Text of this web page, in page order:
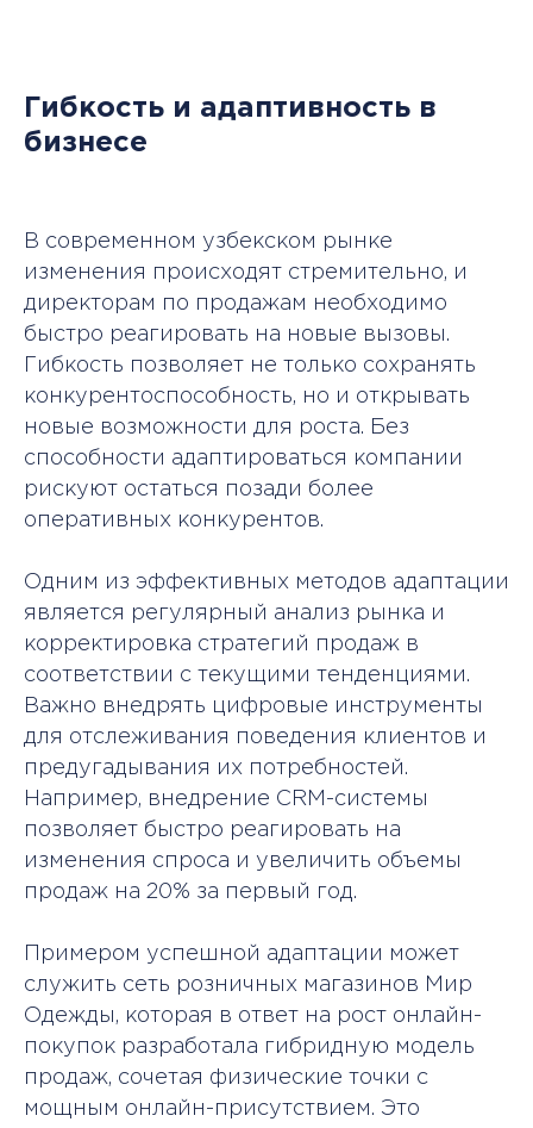
Гибкость и адаптивность в
бизнесе
В современном узбекском рынке
изменения происходят стремительно, и
директорам по продажам необходимо
быстро реагировать на новые вызовы.
Гибкость позволяет не только сохранять
конкурентоспособность, но и открывать
новые возможности для роста. Без
способности адаптироваться компании
рискуют остаться позади более
оперативных конкурентов.
Одним из эффективных методов адаптации
является регулярный анализ рынка и
корректировка стратегий продаж в
соответствии с текущими тенденциями.
Важно внедрять цифровые инструменты
для отслеживания поведения клиентов и
предугадывания их потребностей.
Например, внедрение CRM-системы
позволяет быстро реагировать на
изменения спроса и увеличить объемы
продаж на 20% за первый год.
Примером успешной адаптации может
служить сеть розничных магазинов Мир
Одежды, которая в ответ на рост онлайн-
покупок разработала гибридную модель
продаж, сочетая физические точки с
мощным онлайн-присутствием. Это